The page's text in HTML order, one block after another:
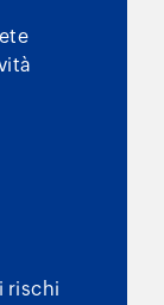
rischi